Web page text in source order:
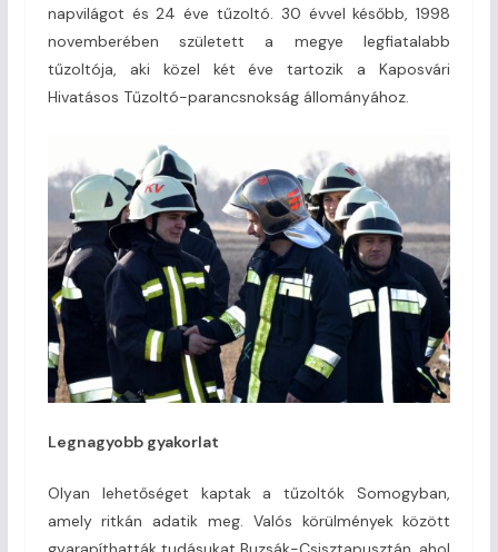
napvilágot és 24 éve tűzoltó. 30 évvel később, 1998
novemberében született a megye legfiatalabb
tűzoltója, aki közel két éve tartozik a Kaposvári
Hivatásos Tűzoltó-parancsnokság állományához.
Legnagyobb gyakorlat
Olyan lehetőséget kaptak a tűzoltók Somogyban,
amely ritkán adatik meg. Valós körülmények között